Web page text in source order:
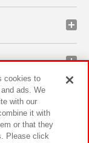
cookies to
ads. We
with our
it with
or that they
Please click